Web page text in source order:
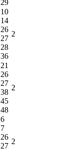
29
10
14
26
27
28
36
2
21
26
27
38
45
48
2
6
7
26
27
2